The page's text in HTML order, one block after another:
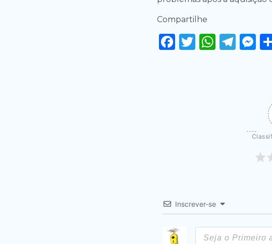
Compartilhe
Facebook
Twitter
Inscrever-se